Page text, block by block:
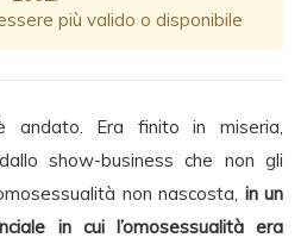
più valido o disponibile
Era finito in miseria,
show-business che non gli
non nascosta, in un
in cui l’omosessualità era